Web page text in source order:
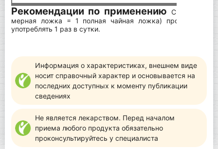
Рекомендации по применению Смешать 1
мерная ложка = 1 полная чайная ложка) продукта в
употреблять 1 раз в сутки.
Информация о характеристиках, внешнем виде
носит справочный характер и основывается на
последних доступных к моменту публикации
сведениях
Не является лекарством. Перед началом
приема любого продукта обязательно
проконсультируйтесь у специалиста